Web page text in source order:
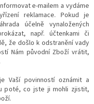
e-mailem a vydáme
reklamace. Pokud je
účelně vynaložených
např. účtenkami či
že došlo k odstranění vady
Nám původní Zboží vrátit,
Vaší povinností oznámit a
poté, co jste ji mohli zjistit,